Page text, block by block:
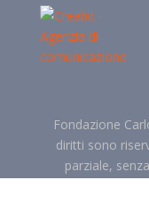
Fondazione
diritti sono
parziale,